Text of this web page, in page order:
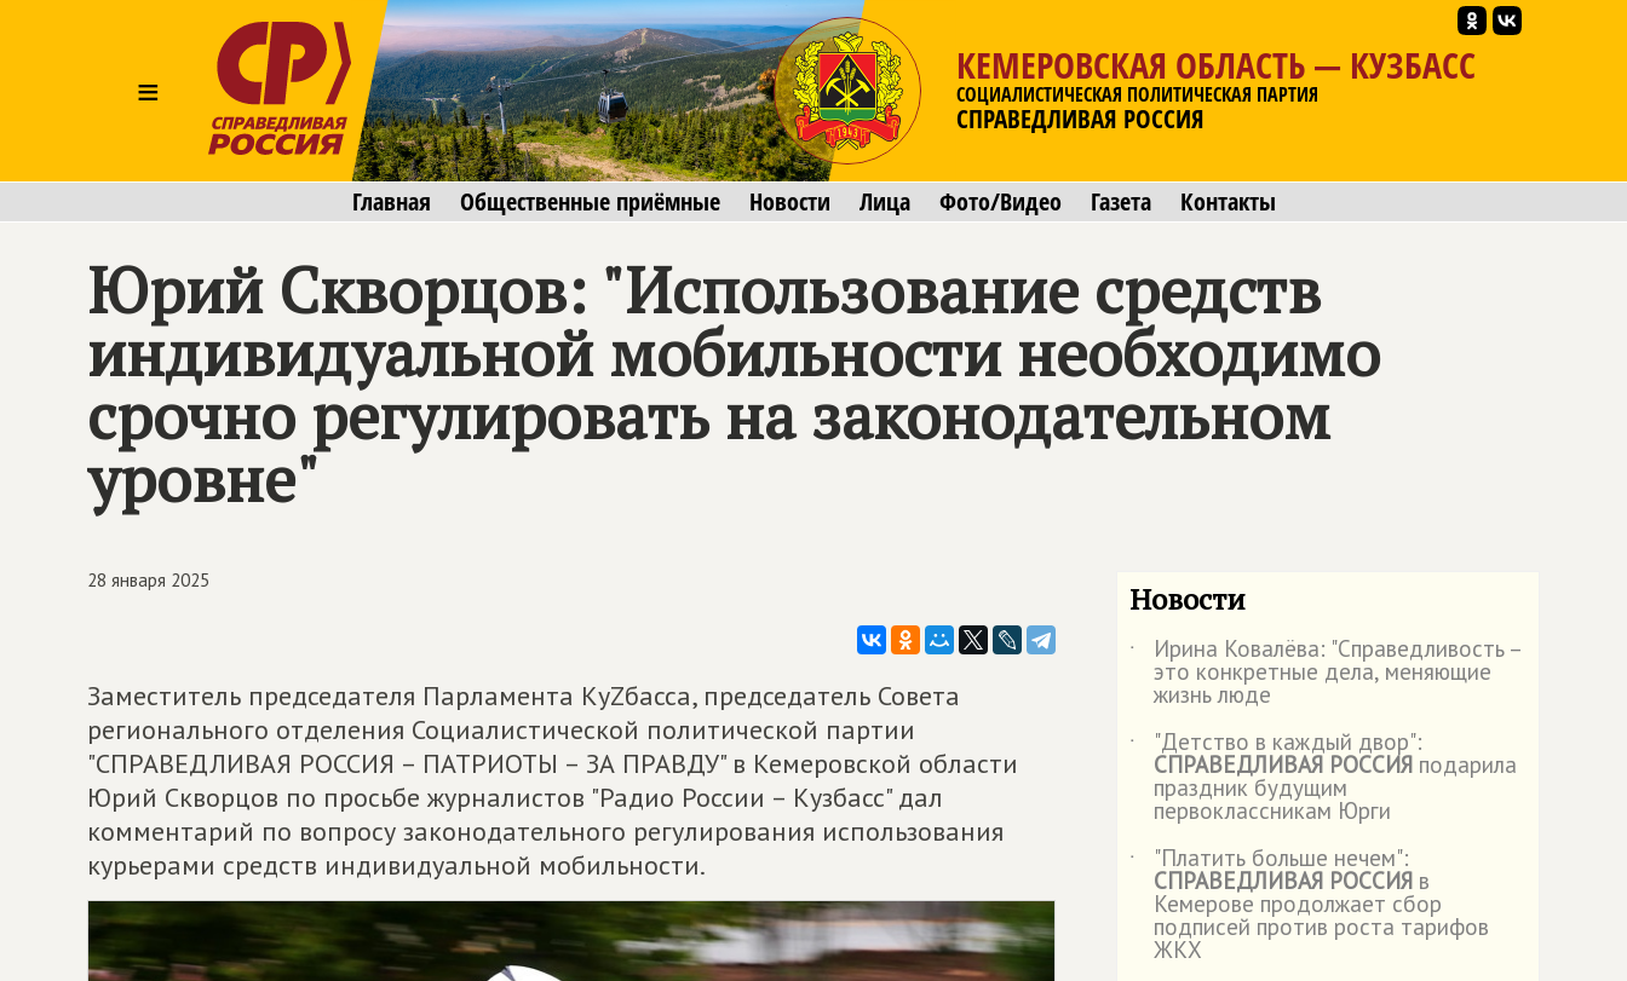
≡
КЕМЕРОВСКАЯ ОБЛАСТЬ — КУЗБАСС
СОЦИАЛИСТИЧЕСКАЯ ПОЛИТИЧЕСКАЯ ПАРТИЯ
СПРАВЕДЛИВАЯ РОССИЯ
Главная Общественные приёмные Новости Лица Фото/Видео Газета Контакты
Юрий Скворцов: "Использование средств
индивидуальной мобильности необходимо
срочно регулировать на законодательном
уровне"
28 января 2025
Заместитель председателя Парламента КуZбасса, председатель Совета
регионального отделения Социалистической политической партии
"СПРАВЕДЛИВАЯ РОССИЯ – ПАТРИОТЫ – ЗА ПРАВДУ" в Кемеровской области
Юрий Скворцов по просьбе журналистов "Радио России – Кузбасс" дал
комментарий по вопросу законодательного регулирования использования
курьерами средств индивидуальной мобильности.
Новости
˙ Ирина Ковалёва: "Справедливость –
это конкретные дела, меняющие
жизнь люде
˙
"Детство в каждый двор":
СПРАВЕДЛИВАЯ РОССИЯ подарила
праздник будущим
первоклассникам Юрги
˙
"Платить больше нечем":
СПРАВЕДЛИВАЯ РОССИЯ в
Кемерове продолжает сбор
подписей против роста тарифов
ЖКХ